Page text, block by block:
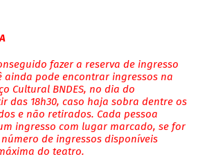
fazer a reserva de ingresso
ainda pode encontrar ingressos na
Cultural BNDES, no dia do
das 18h30, caso haja sobra dentre os
e não retirados. Cada pessoa
ingresso com lugar marcado, se for
de ingressos disponíveis
do teatro.